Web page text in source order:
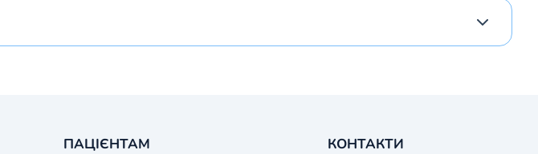
ПАЦІЄНТАМ КОНТАКТИ